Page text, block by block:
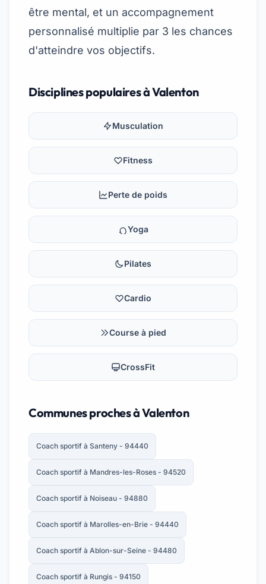
être mental, et un accompagnement
personnalisé multiplie par 3 les chances
d'atteindre vos objectifs.
Disciplines populaires à Valenton
Musculation
Fitness
Perte de poids
Yoga
Pilates
Cardio
Course à pied
CrossFit
Communes proches à Valenton
Coach sportif à Santeny - 94440
Coach sportif à Mandres-les-Roses - 94520
Coach sportif à Noiseau - 94880
Coach sportif à Marolles-en-Brie - 94440
Coach sportif à Ablon-sur-Seine - 94480
Coach sportif à Rungis - 94150